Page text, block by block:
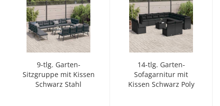
9-tlg. Garten-
Sitzgruppe mit Kissen
Schwarz Stahl
14-tlg. Garten-
Sofagarnitur mit
Kissen Schwarz Poly